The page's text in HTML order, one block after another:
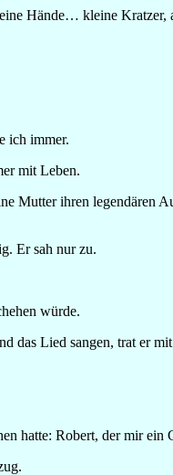
Hände… kleine
ich immer.
mit Leben.
Mutter ihren legendären
Er sah nur zu.
würde.
das Lied sangen, trat er
hatte: Robert, der mir ein